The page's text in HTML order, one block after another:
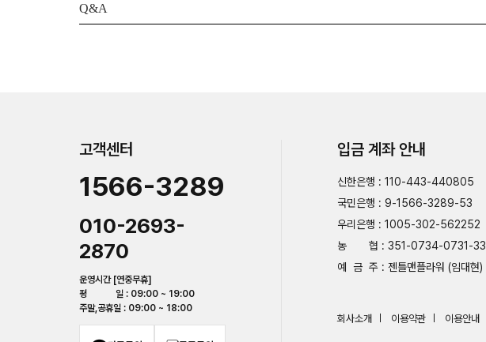
Q&A
고객센터
1566-3289
010-2693-
2870
운영시간 [연중무휴]
평 일 : 09:00 ~ 19:00
주말,공휴일 : 09:00 ~ 18:00
입금 계좌 안내
신한은행 : 110-443-440805
국민은행 : 9-1566-3289-53
우리은행 : 1005-302-562252
농 협 : 351-0734-0731-33
예 금 주 : 젠틀맨플라워 (임대현)
회사소개 이용약관 이용안내